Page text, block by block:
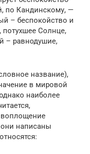
по Кандинскому, —
– беспокойство и
Солнце,
– равнодушие,
название),
в мировой
наиболее
написаны